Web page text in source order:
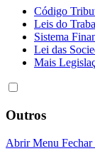
Código
Leis do
Sistema
Lei das
Mais
Outros
Abrir Menu